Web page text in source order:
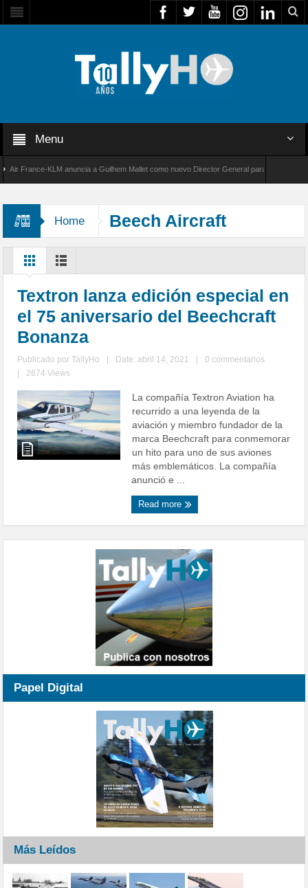
Menu
France-KLM anuncia a Guilhem Mallet como nuevo Director General para América Latina
Home
Beech Aircraft
Company
Textron lanza edición especial en
el 75 aniversario del Beechcraft
Bonanza
Publicado porTallyHo Date: abril 14, 2021
0 commentarios
2674 Views
La compañía Textron Aviation ha
recurrido a una leyenda de la
aviación y miembro fundador de la
marca Beechcraft para conmemorar
un hito para uno de sus aviones
más emblemáticos. La compañía
anunció e ...
Read more
Papel Digital
Más Leídos